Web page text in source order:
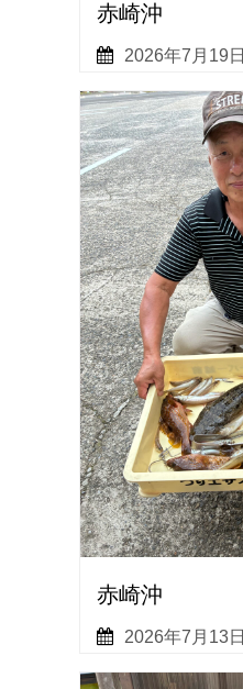
赤崎沖
2026年7月19日
赤崎沖
2026年7月13日